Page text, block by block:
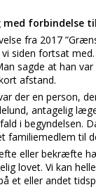
forbindelse
fra 2017
siden fortsat
sagde at han
afstand.
der en person,
antagelig
i begyndelsen.
familiemedlem til
eller bekræfte
lovet. Vi kan
et eller andet